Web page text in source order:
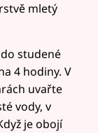
mletý
studené
4 hodiny. V
uvařte
vody, v
je obojí